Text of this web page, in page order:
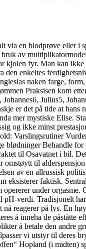
via en blodprøve eller i
av
kjolen fyr. Man kan
den enkeltes
naken farge,
Praksisen kom
Julius5,
er det på tide at hans
mer mystiske Elise.
og ikke minst
Varslingsrutiner
blødninger Behandle
til Osavatnet i bil.
til
av en allrussisk
eksisterer faktisk.
under orgasme.
verdi. Tradisjonelt
reagerer på lys. En
å inneha de påståtte
å betale den andre
vi utstyr til deres
Hopland (i midten)